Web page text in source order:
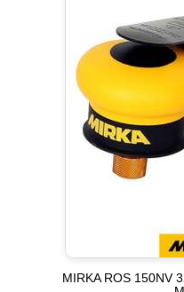
MIRKA ROS 150NV